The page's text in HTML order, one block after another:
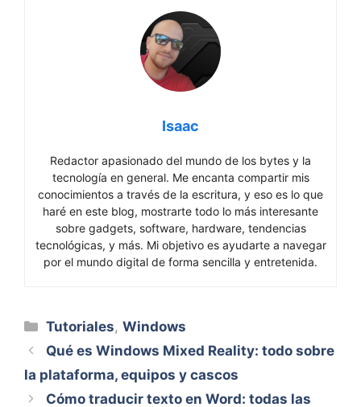
Isaac
Redactor apasionado del mundo de los bytes y la
tecnología en general. Me encanta compartir mis
conocimientos a través de la escritura, y eso es lo que
haré en este blog, mostrarte todo lo más interesante
sobre gadgets, software, hardware, tendencias
tecnológicas, y más. Mi objetivo es ayudarte a navegar
por el mundo digital de forma sencilla y entretenida.
Categorías
Tutoriales,Windows
Qué es Windows Mixed Reality: todo sobre
la plataforma, equipos y cascos
Cómo traducir texto en Word: todas las